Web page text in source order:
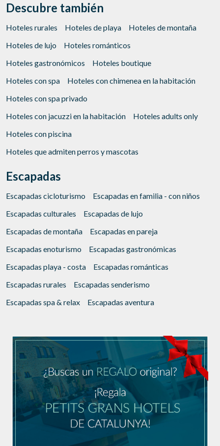
Descubre también
Hoteles rurales Hoteles de playa
Hoteles de montaña
Hoteles de lujo
Hoteles románticos
Hoteles gastronómicos
Hoteles boutique
Hoteles con spa
Hoteles con chimenea en la habitación
Hoteles con spa privado
Hoteles con jacuzzi en la habitación
Hoteles adults only
Hoteles con piscina
Hoteles que admiten perros y mascotas
Escapadas
Escapadas cicloturismo
Escapadas en familia - con niños
Escapadas culturales
Escapadas de lujo
Escapadas de montaña
Escapadas en pareja
Escapadas enoturismo
Escapadas gastronómicas
Escapadas playa - costa
Escapadas románticas
Escapadas rurales
Escapadas senderismo
Escapadas spa & relax
Escapadas aventura